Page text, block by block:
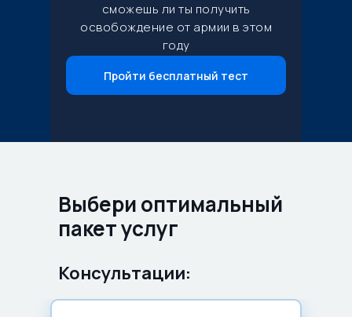
Пройти бесплатный тест
сможешь ли ты получить
освобождение от армии в этом
году
Выбери оптимальный
пакет услуг
Консультации: